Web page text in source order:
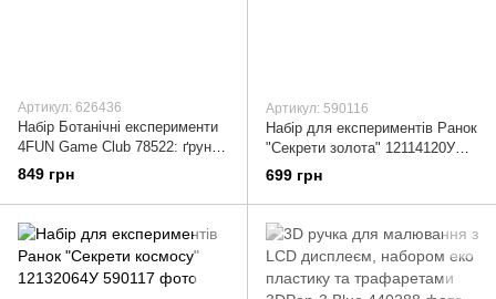
Артикул: 626436
Набір Ботанічні експерименти
4FUN Game Club 78522: ґрунт,
теплиця, насіння
849 грн
Артикул: 590116
Набір для експериментів Ранок
"Секрети золота" 12114120У
розвиваючий
699 грн